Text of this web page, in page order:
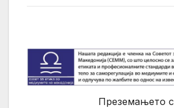
Преземањето